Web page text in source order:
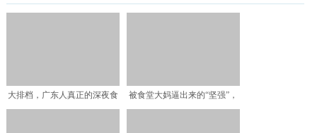
大排档，广东人真正的深夜食
被食堂大妈逼出来的“坚强”，